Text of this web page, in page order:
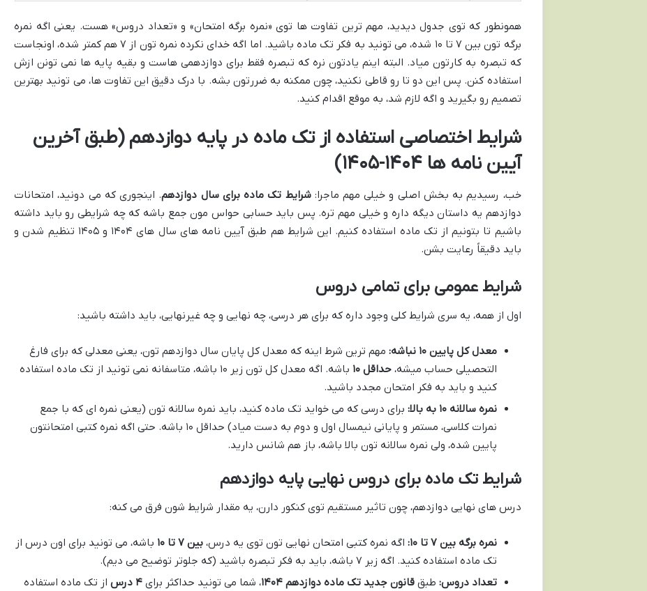
همونطور که توی جدول دیدید، مهم ترین تفاوت ها توی «نمره برگه امتحان» و «تعداد دروس» هست. یعنی اگه نمره
برگه تون بین ۷ تا ۱۰ شده، می تونید به فکر تک ماده باشید. اما اگه خدای نکرده نمره تون از ۷ هم کمتر شده، اونجاست
که تبصره به کارتون میاد. البته اینم یادتون نره که تبصره فقط برای دوازدهمی هاست و بقیه پایه ها نمی تونن ازش
استفاده کنن. پس این دو تا رو قاطی نکنید، چون ممکنه به ضررتون بشه. با درک دقیق این تفاوت ها، می تونید بهترین
تصمیم رو بگیرید و اگه لازم شد، به موقع اقدام کنید.
شرایط اختصاصی استفاده از تک ماده در پایه دوازدهم (طبق آخرین
آیین نامه ها ۱۴۰۴-۱۴۰۵)
خب، رسیدیم به بخش اصلی و خیلی مهم ماجرا:شرایط تک ماده برای سال دوازدهم. اینجوری که می دونید، امتحانات
دوازدهم یه داستان دیگه داره و خیلی مهم تره. پس باید حسابی حواس مون جمع باشه که چه شرایطی رو باید داشته
باشیم تا بتونیم از تک ماده استفاده کنیم. این شرایط هم طبق آیین نامه های سال های ۱۴۰۴ و ۱۴۰۵ تنظیم شدن و
باید دقیقاً رعایت بشن.
شرایط عمومی برای تمامی دروس
اول از همه، یه سری شرایط کلی وجود داره که برای هر درسی، چه نهایی و چه غیرنهایی، باید داشته باشید:
معدل کل پایین ۱۰ نباشه:
مهم ترین شرط اینه که معدل کل پایان سال دوازدهم تون، یعنی معدلی که برای فارغ
التحصیلی حساب میشه،حداقل ۱۰
باشه. اگه معدل کل تون زیر ۱۰ باشه، متاسفانه نمی تونید از تک ماده استفاده
کنید و باید به فکر امتحان مجدد باشید.
نمره سالانه ۱۰ به بالا:
برای درسی که می خواید تک ماده کنید، باید نمره سالانه تون (یعنی نمره ای که با جمع
نمرات کلاسی، مستمر و پایانی نیمسال اول و دوم به دست میاد) حداقل ۱۰ باشه. حتی اگه نمره کتبی امتحانتون
پایین شده، ولی نمره سالانه تون بالا باشه، باز هم شانس دارید.
شرایط تک ماده برای دروس نهایی پایه دوازدهم
درس های نهایی دوازدهم، چون تاثیر مستقیم توی کنکور دارن، یه مقدار شرایط شون فرق می کنه:
نمره برگه بین ۷ تا ۱۰: اگه نمره کتبی امتحان نهایی تون توی یه درس،بین ۷ تا ۱۰
باشه، می تونید برای اون درس از
تک ماده استفاده کنید. اگه زیر ۷ باشه، باید به فکر تبصره باشید (که جلوتر توضیح می دیم).
تعداد دروس: طبققانون جدید تک ماده دوازدهم ۱۴۰۴ ، شما می تونید حداکثر برای۴ درس از تک ماده استفاده